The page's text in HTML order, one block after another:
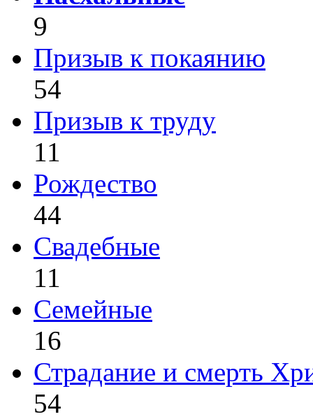
9
Призыв к покаянию
54
Призыв к труду
11
Рождество
44
Свадебные
11
Семейные
16
Страдание и смерть
54